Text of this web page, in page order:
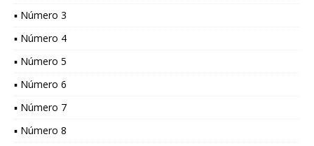
▪ Número 3
▪ Número 4
▪ Número 5
▪ Número 6
▪ Número 7
▪ Número 8